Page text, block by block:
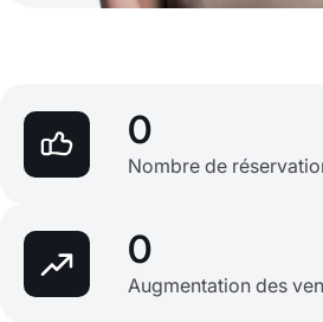
0
Nombre de
0
Augmentation des